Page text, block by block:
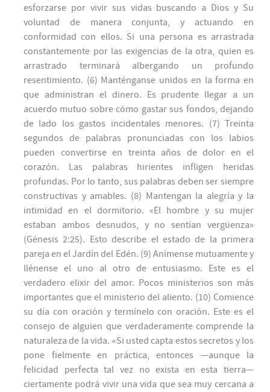
esforzarse por vivir sus vidas buscando a Dios y Su
voluntad de manera conjunta, y actuando en
conformidad con ellos. Si una persona es arrastrada
constantemente por las exigencias de la otra, quien es
arrastrado terminará albergando un profundo
resentimiento. (6) Manténganse unidos en la forma en
que administran el dinero. Es prudente llegar a un
acuerdo mutuo sobre cómo gastar sus fondos, dejando
de lado los gastos incidentales menores. (7) Treinta
segundos de palabras pronunciadas con los labios
pueden convertirse en treinta años de dolor en el
corazón. Las palabras hirientes infligen heridas
profundas. Por lo tanto, sus palabras deben ser siempre
constructivas y amables. (8) Mantengan la alegría y la
intimidad en el dormitorio. «El hombre y su mujer
estaban ambos desnudos, y no sentían vergüenza»
(Génesis 2:25). Esto describe el estado de la primera
pareja en el Jardín del Edén. (9) Anímense mutuamente y
llénense el uno al otro de entusiasmo. Este es el
verdadero elixir del amor. Pocos ministerios son más
importantes que el ministerio del aliento. (10) Comience
su día con oración y termínelo con oración. Este es el
consejo de alguien que verdaderamente comprende la
naturaleza de la vida. «Si usted capta estos secretos y los
pone fielmente en práctica, entonces —aunque la
felicidad perfecta tal vez no exista en esta tierra—
ciertamente podrá vivir una vida que sea muy cercana a